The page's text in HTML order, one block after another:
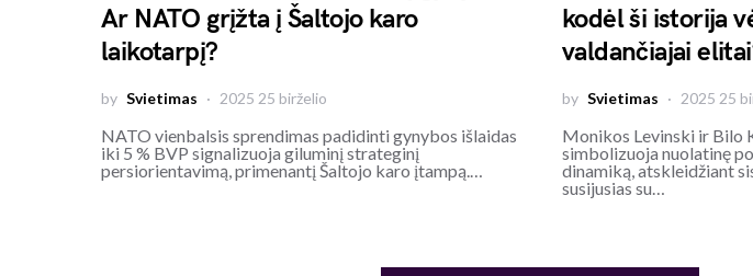
Ar NATO grįžta į Šaltojo karo
laikotarpį?
by Svietimas 2025 25 birželio
NATO vienbalsis sprendimas padidinti gynybos išlaidas
iki 5 % BVP signalizuoja giluminį strateginį
persiorientavimą, primenantį Šaltojo karo įtampą.…
kodėl ši istorija
valdančiajai
by Svietimas 2025 25
Monikos Levinski ir Bilo
simbolizuoja nuolatinę
dinamiką, atskleidžiant
susijusias su…